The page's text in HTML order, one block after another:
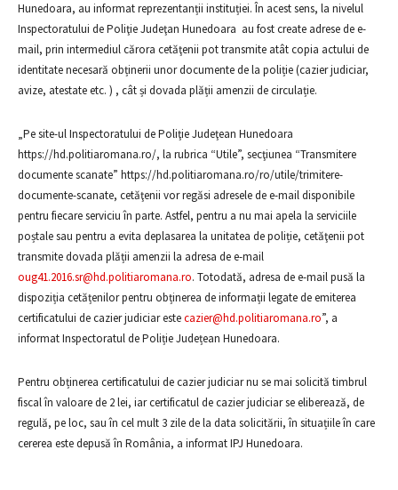
Hunedoara, au informat reprezentanții instituției. În acest sens, la nivelul
Inspectoratului de Poliţie Judeţan Hunedoara au fost create adrese de e-
mail, prin intermediul cărora cetăţenii pot transmite atât copia actului de
identitate necesară obținerii unor documente de la poliție (cazier judiciar,
avize, atestate etc. ) , cât și dovada plății amenzii de circulație.
„Pe site-ul Inspectoratului de Poliţie Judeţean Hunedoara
https://hd.politiaromana.ro/, la rubrica “Utile”, secţiunea “Transmitere
documente scanate” https://hd.politiaromana.ro/ro/utile/trimitere-
documente-scanate, cetăţenii vor regăsi adresele de e-mail disponibile
pentru fiecare serviciu în parte. Astfel, pentru a nu mai apela la serviciile
poștale sau pentru a evita deplasarea la unitatea de poliție, cetăţenii pot
transmite dovada plății amenzii la adresa de e-mail
oug41.2016.sr@hd.politiaromana.ro. Totodată, adresa de e-mail pusă la
dispoziția cetățenilor pentru obținerea de informații legate de emiterea
certificatului de cazier judiciar estecazier@hd.politiaromana.ro”, a
informat Inspectoratul de Poliție Județean Hunedoara.
Pentru obținerea certificatului de cazier judiciar nu se mai solicită timbrul
fiscal în valoare de 2 lei, iar certificatul de cazier judiciar se eliberează, de
regulă, pe loc, sau în cel mult 3 zile de la data solicitării, în situațiile în care
cererea este depusă în România, a informat IPJ Hunedoara.